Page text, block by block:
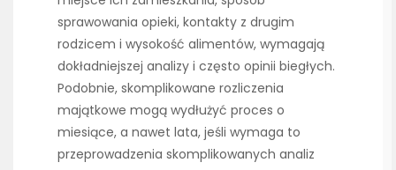
sprawowania opieki, kontakty z drugim
rodzicem i wysokość alimentów, wymagają
dokładniejszej analizy i często opinii biegłych.
Podobnie, skomplikowane rozliczenia
majątkowe mogą wydłużyć proces o
miesiące, a nawet lata, jeśli wymaga to
przeprowadzenia skomplikowanych analiz